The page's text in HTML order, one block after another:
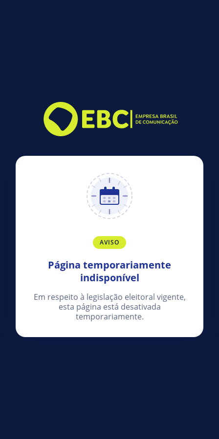
AVISO
Página temporariamente
indisponível
Em respeito à legislação eleitoral vigente,
esta página está desativada
temporariamente.